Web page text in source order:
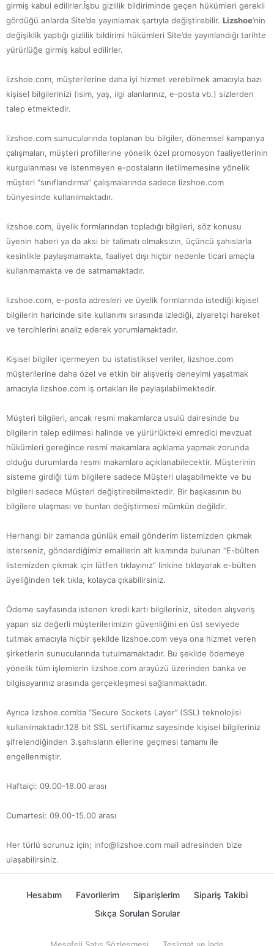
girmiş kabul edilirler.İşbu gizlilik bildiriminde geçen hükümleri gerekli
gördüğü anlarda Site’de yayınlamak şartıyla değiştirebilir. Lizshoe’nin
değişiklik yaptığı gizlilik bildirimi hükümleri Site’de yayınlandığı tarihte
yürürlüğe girmiş kabul edilirler.
lizshoe.com, müşterilerine daha iyi hizmet verebilmek amacıyla bazı
kişisel bilgilerinizi (isim, yaş, ilgi alanlarınız, e-posta vb.) sizlerden
talep etmektedir.
lizshoe.com sunucularında toplanan bu bilgiler, dönemsel kampanya
çalışmaları, müşteri profillerine yönelik özel promosyon faaliyetlerinin
kurgulanması ve istenmeyen e-postaların iletilmemesine yönelik
müşteri "sınıflandırma” çalışmalarında sadece lizshoe.com
bünyesinde kullanılmaktadır.
lizshoe.com, üyelik formlarından topladığı bilgileri, söz konusu
üyenin haberi ya da aksi bir talimatı olmaksızın, üçüncü şahıslarla
kesinlikle paylaşmamakta, faaliyet dışı hiçbir nedenle ticari amaçla
kullanmamakta ve de satmamaktadır.
lizshoe.com, e-posta adresleri ve üyelik formlarında istediği kişisel
bilgilerin haricinde site kullanımı sırasında izlediği, ziyaretçi hareket
ve tercihlerini analiz ederek yorumlamaktadır.
Kişisel bilgiler içermeyen bu istatistiksel veriler, lizshoe.com
müşterilerine daha özel ve etkin bir alışveriş deneyimi yaşatmak
amacıyla lizshoe.com iş ortakları ile paylaşılabilmektedir.
Müşteri bilgileri, ancak resmi makamlarca usulü dairesinde bu
bilgilerin talep edilmesi halinde ve yürürlükteki emredici mevzuat
hükümleri gereğince resmi makamlara açıklama yapmak zorunda
olduğu durumlarda resmi makamlara açıklanabilecektir. Müşterinin
sisteme girdiği tüm bilgilere sadece Müşteri ulaşabilmekte ve bu
bilgileri sadece Müşteri değiştirebilmektedir. Bir başkasının bu
bilgilere ulaşması ve bunları değiştirmesi mümkün değildir.
Herhangi bir zamanda günlük email gönderim listemizden çıkmak
isterseniz, gönderdiğimiz emaillerin alt kısmında bulunan “E-bülten
listemizden çıkmak için lütfen tıklayınız” linkine tıklayarak e-bülten
üyeliğinden tek tıkla, kolayca çıkabilirsiniz.
Ödeme sayfasında istenen kredi kartı bilgileriniz, siteden alışveriş
yapan siz değerli müşterilerimizin güvenliğini en üst seviyede
tutmak amacıyla hiçbir şekilde lizshoe.com veya ona hizmet veren
şirketlerin sunucularında tutulmamaktadır. Bu şekilde ödemeye
yönelik tüm işlemlerin lizshoe.com arayüzü üzerinden banka ve
bilgisayarınız arasında gerçekleşmesi sağlanmaktadır.
Ayrıca lizshoe.com’da “Secure Sockets Layer’’ (SSL) teknolojisi
kullanılmaktadır.128 bit SSL sertifikamız sayesinde kişisel bilgileriniz
şifrelendiğinden 3.şahısların ellerine geçmesi tamamı ile
engellenmiştir.
Haftaiçi: 09.00-18.00 arası
Cumartesi: 09.00-15.00 arası
Her türlü sorunuz için; info@lizshoe.com mail adresinden bize
ulaşabilirsiniz.
Hesabım Favorilerim Siparişlerim
Sipariş Takibi
Sıkça Sorulan Sorular